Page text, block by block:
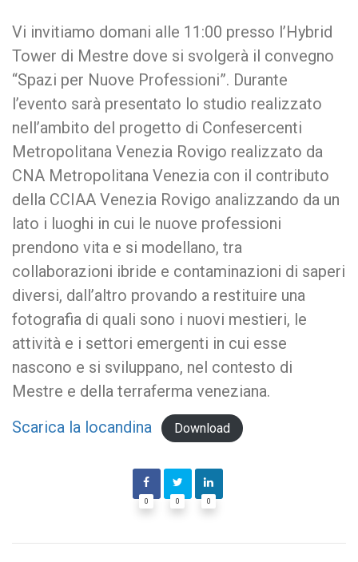
Vi invitiamo domani alle 11:00 presso l’Hybrid
Tower di Mestre dove si svolgerà il convegno
“Spazi per Nuove Professioni”. Durante
l’evento sarà presentato lo studio realizzato
nell’ambito del progetto di Confesercenti
Metropolitana Venezia Rovigo realizzato da
CNA Metropolitana Venezia con il contributo
della CCIAA Venezia Rovigo analizzando da un
lato i luoghi in cui le nuove professioni
prendono vita e si modellano, tra
collaborazioni ibride e contaminazioni di saperi
diversi, dall’altro provando a restituire una
fotografia di quali sono i nuovi mestieri, le
attività e i settori emergenti in cui esse
nascono e si sviluppano, nel contesto di
Mestre e della terraferma veneziana.
Scarica la locandina
Download
0 0 0